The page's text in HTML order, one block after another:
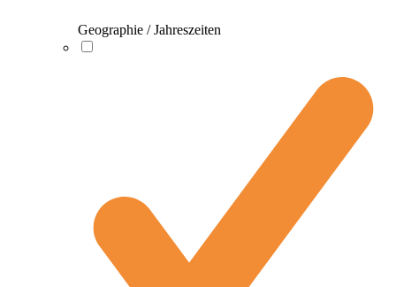
Geographie / Jahreszeiten